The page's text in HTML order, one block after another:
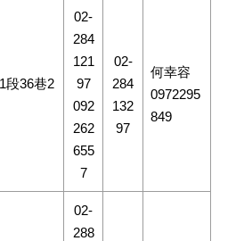
段36巷2
02-
284
121
97
092
262
655
7
02-
284
132
97
何幸容
0972295
849
02-
288